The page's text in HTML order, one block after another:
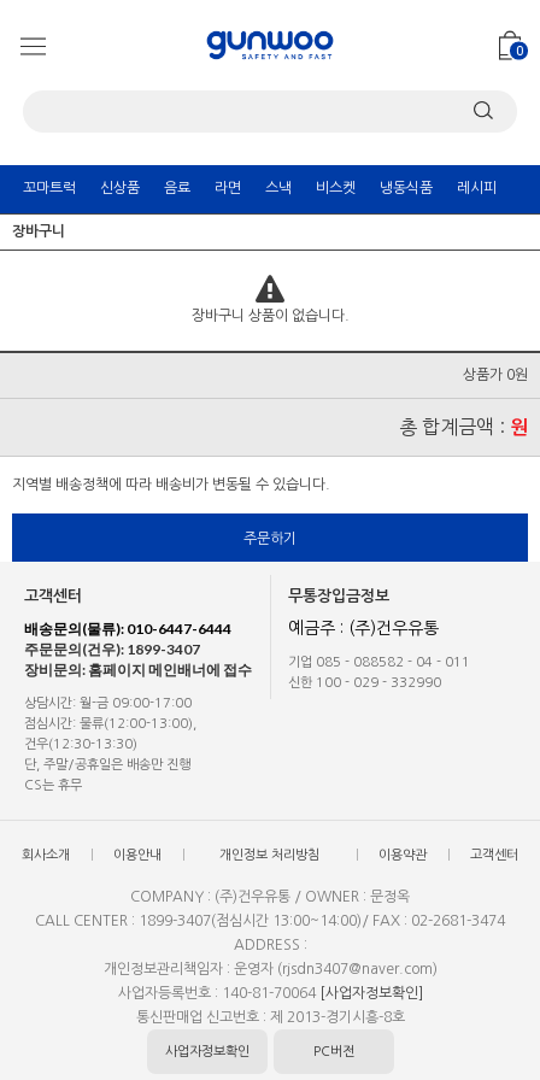
0
꼬마트럭 신상품 음료 라면 스낵 비스켓 냉동식품 레시피
장바구니
장바구니 상품이 없습니다.
상품가 0원
총 합계금액 : 원
지역별 배송정책에 따라 배송비가 변동될 수 있습니다.
주문하기
고객센터
배송문의(물류): 010-6447-6444
주문문의(건우): 1899-3407
장비문의: 홈페이지 메인배너에 접수
상담시간: 월-금 09:00-17:00
점심시간: 물류(12:00-13:00),
건우(12:30-13:30)
단, 주말/공휴일은 배송만 진행
CS는 휴무
무통장입금정보
예금주 : (주)건우유통
기업 085 - 088582 - 04 - 011
신한 100 - 029 - 332990
회사소개 이용안내 개인정보 처리방침 이용약관 고객센터
COMPANY : (주)건우유통 / OWNER : 문정옥
CALL CENTER : 1899-3407(점심시간 13:00~14:00)/ FAX : 02-2681-3474
ADDRESS :
개인정보관리책임자 : 운영자 (rjsdn3407@naver.com)
사업자등록번호 : 140-81-70064 [사업자정보확인]
통신판매업 신고번호 : 제 2013-경기시흥-8호
사업자정보확인 PC버전